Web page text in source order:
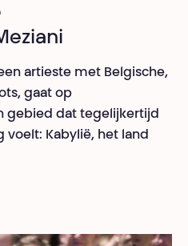
artieste met Belgische,
gaat op
gebied dat tegelijkertijd
Kabylië, het land